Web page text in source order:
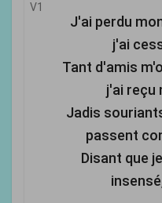
V1
J'ai perdu
j'ai
Tant d'amis
j'ai reçu
Jadis
passent
Disant que